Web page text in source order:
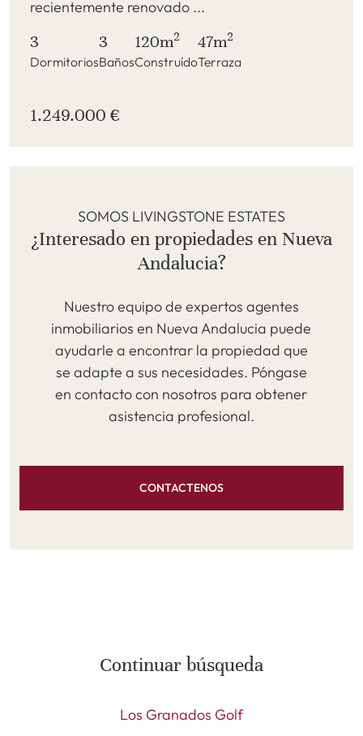
recientemente renovado ...
3
Dormitorios
3
Baños
120m2
Construído
47m2
Terraza
1.249.000 €
SOMOS LIVINGSTONE ESTATES
¿Interesado en propiedades en Nueva
Andalucia?
Nuestro equipo de expertos agentes
inmobiliarios en Nueva Andalucia puede
ayudarle a encontrar la propiedad que
se adapte a sus necesidades. Póngase
en contacto con nosotros para obtener
asistencia profesional.
CONTACTENOS
Continuar búsqueda
Los Granados Golf